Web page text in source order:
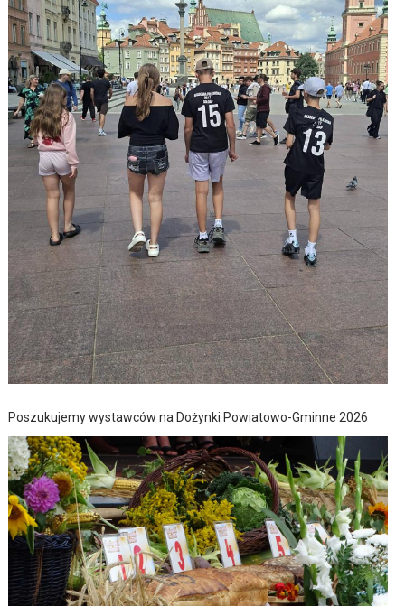
Poszukujemy wystawców na Dożynki Powiatowo-Gminne 2026